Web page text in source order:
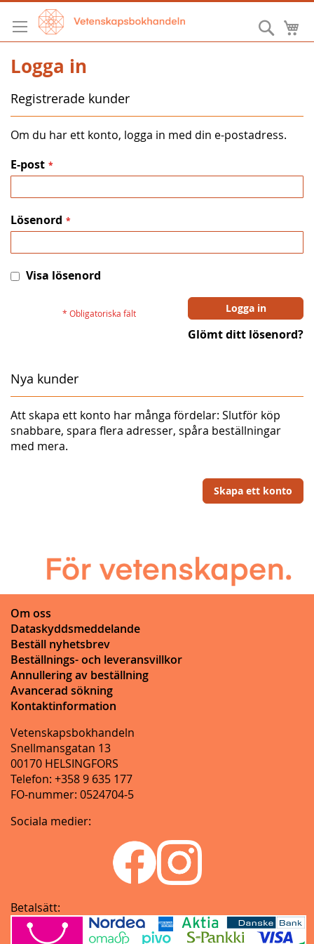
Hoppa
till
innehållet
Sök
Logga in
Registrerade kunder
Om du har ett konto, logga in med din e-postadress.
E-post
Lösenord
Visa lösenord
Logga in
Glömt ditt lösenord?
Nya kunder
Att skapa ett konto har många fördelar: Slutför köp
snabbare, spara flera adresser, spåra beställningar
med mera.
Skapa ett konto
Om oss
Dataskyddsmeddelande
Beställ nyhetsbrev
Beställnings- och leveransvillkor
Annullering av beställning
Avancerad sökning
Kontaktinformation
Vetenskapsbokhandeln
Snellmansgatan 13
00170 HELSINGFORS
Telefon: +358 9 635 177
FO-nummer: 0524704-5
Sociala medier:
Betalsätt: